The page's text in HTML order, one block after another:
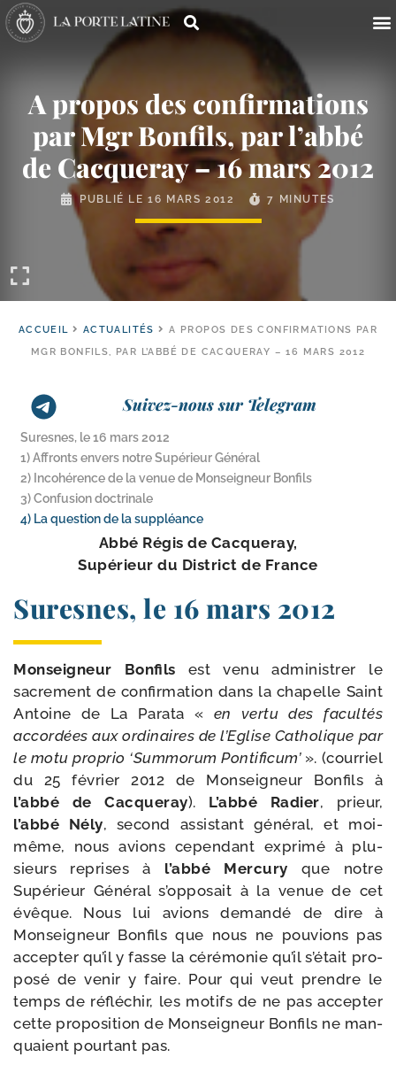
A propos des confirmations
par Mgr Bonfils, par l’abbé
de Cacqueray – 16 mars 2012
PUBLIÉ LE16 MARS 2012 7 MINUTES
ACCUEIL ACTUALITÉS
A PROPOS DES CONFIRMATIONS PAR
MGR BONFILS, PAR L’ABBÉ DE CACQUERAY – 16 MARS 2012
Suivez-nous sur Telegram
Suresnes, le 16 mars 2012
1) Affronts envers notre Supérieur Général
2) Incohérence de la venue de Monseigneur Bonfils
3) Confusion doctrinale
4) La question de la suppléance
Abbé Régis de Cacqueray,
Supérieur du District de France
Suresnes, le 16 mars 2012
Monseigneur Bonfils est venu admi­nis­trer le
sacre­ment de confir­ma­tion dans la cha­pelle Saint
Antoine de La Parata « en ver­tu des facul­tés
accor­dées aux ordi­naires de l’Eglise Catholique par
le motu pro­prio ‘Summorum Pontificum’ ». (cour­riel
du 25 février 2012 de Monseigneur Bonfils à
l’abbé de Cacqueray). L’abbé Radier, prieur,
l’abbé Nély, second assis­tant géné­ral, et moi-​
même, nous avions cepen­dant expri­mé à plu­
sieurs reprises à l’abbé Mercury que notre
Supérieur Général s’opposait à la venue de cet
évêque. Nous lui avions deman­dé de dire à
Monseigneur Bonfils que nous ne pou­vions pas
accep­ter qu’il y fasse la céré­mo­nie qu’il s’était pro­
po­sé de venir y faire. Pour qui veut prendre le
temps de réflé­chir, les motifs de ne pas accep­ter
cette pro­po­si­tion de Monseigneur Bonfils ne man­
quaient pour­tant pas.